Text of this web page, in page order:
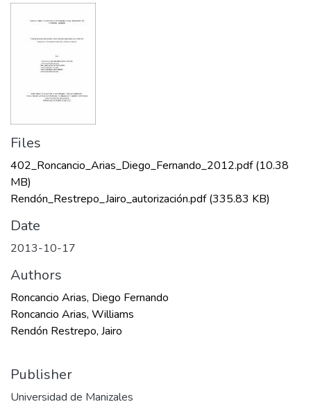
Files
402_Roncancio_Arias_Diego_Fernando_2012.pdf(10.38
MB)
Rendón_Restrepo_Jairo_autorización.pdf(335.83 KB)
Date
2013-10-17
Authors
Roncancio Arias, Diego Fernando
Roncancio Arias, Williams
Rendón Restrepo, Jairo
Publisher
Universidad de Manizales